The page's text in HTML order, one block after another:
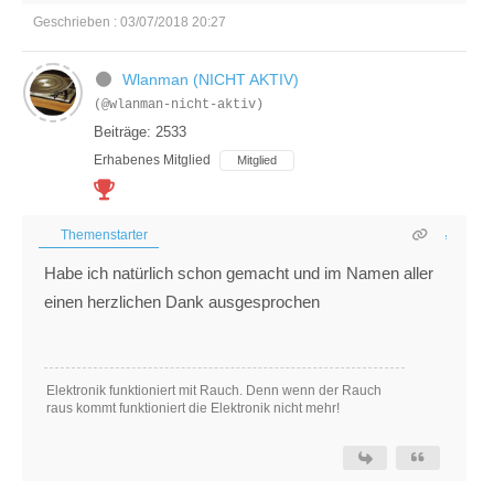
Geschrieben : 03/07/2018 20:27
Wlanman (NICHT AKTIV)
(@wlanman-nicht-aktiv)
Beiträge: 2533
Erhabenes Mitglied Mitglied
Themenstarter
Habe ich natürlich schon gemacht und im Namen aller
einen herzlichen Dank ausgesprochen
Elektronik funktioniert mit Rauch. Denn wenn der Rauch
raus kommt funktioniert die Elektronik nicht mehr!